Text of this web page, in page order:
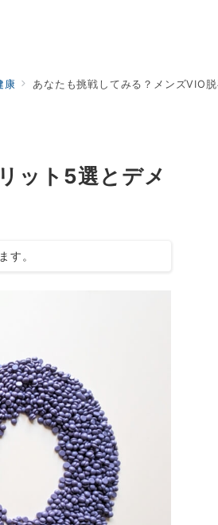
康 あなたも挑戦してみる？メンズVIO
ット5選とデメ
す。